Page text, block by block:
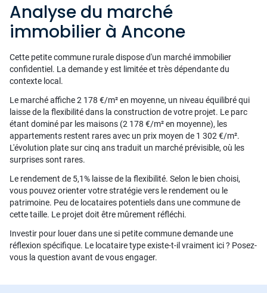
Analyse du marché
immobilier à Ancone
Cette petite commune rurale dispose d'un marché immobilier
confidentiel. La demande y est limitée et très dépendante du
contexte local.
Le marché affiche 2 178 €/m² en moyenne, un niveau équilibré qui
laisse de la flexibilité dans la construction de votre projet. Le parc
étant dominé par les maisons (2 178 €/m² en moyenne), les
appartements restent rares avec un prix moyen de 1 302 €/m².
L'évolution plate sur cinq ans traduit un marché prévisible, où les
surprises sont rares.
Le rendement de 5,1% laisse de la flexibilité. Selon le bien choisi,
vous pouvez orienter votre stratégie vers le rendement ou le
patrimoine. Peu de locataires potentiels dans une commune de
cette taille. Le projet doit être mûrement réfléchi.
Investir pour louer dans une si petite commune demande une
réflexion spécifique. Le locataire type existe-t-il vraiment ici ? Posez-
vous la question avant de vous engager.